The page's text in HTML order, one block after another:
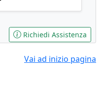
Richiedi Assistenza
Vai ad inizio pagina